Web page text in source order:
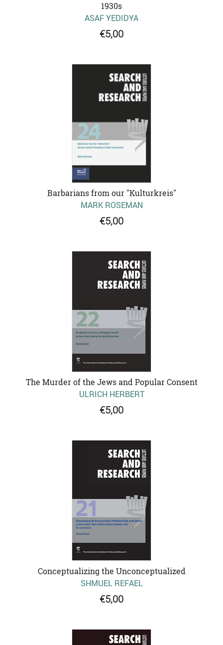
1930s
ASAF YEDIDYA
€5,00
Barbarians from our "Kulturkreis"
MARK ROSEMAN
€5,00
The Murder of the Jews and Popular Consent
ULRICH HERBERT
€5,00
Conceptualizing the Unconceptualized
SHMUEL REFAEL
€5,00